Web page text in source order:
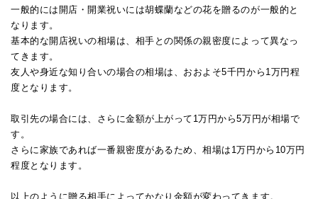
一般的には開店・開業祝いには胡蝶蘭などの花を贈るのが一般的と
なります。
基本的な開店祝いの相場は、相手との関係の親密度によって異なっ
てきます。
友人や身近な知り合いの場合の相場は、おおよそ5千円から1万円程
度となります。
取引先の場合には、さらに金額が上がって1万円から5万円が相場で
す。
さらに家族であれば一番親密度があるため、相場は1万円から10万円
程度となります。
以上のように贈る相手によってかなり金額が変わってきます。